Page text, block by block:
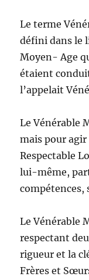
Le terme
défini dans le
Moyen- Age
étaient
l’appelait
Le Vénérable
mais pour
Respectable
lui-même,
Le Vénérable
respectant
rigueur et la
Frères et